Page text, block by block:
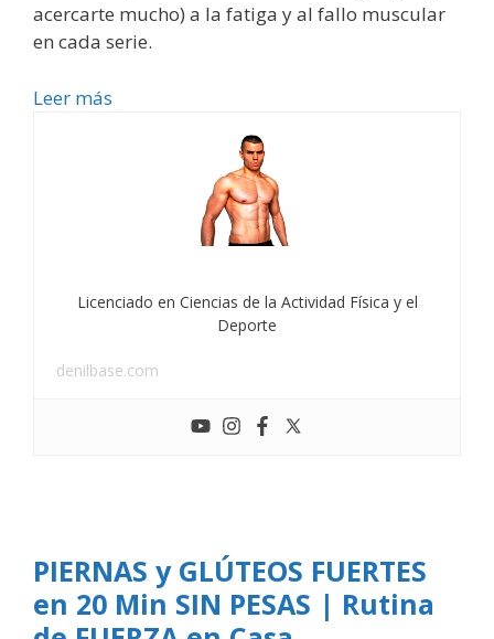
acercarte mucho) a la fatiga y al fallo muscular
en cada serie.
Leer más
Licenciado en Ciencias de la Actividad Física y el
Deporte
denilbase.com
PIERNAS y GLÚTEOS FUERTES
en 20 Min SIN PESAS | Rutina